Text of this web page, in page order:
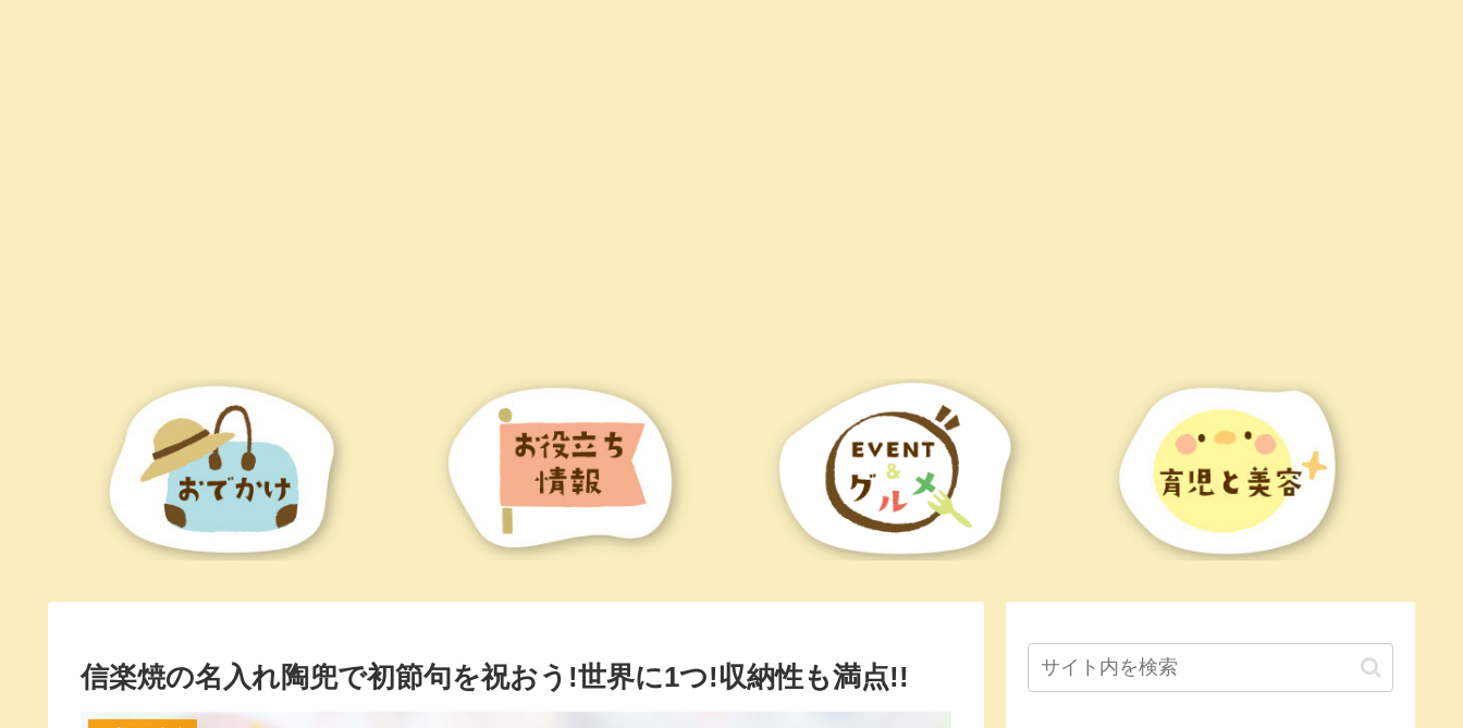
信楽焼の名入れ陶兜で初節句を祝おう!世界に1つ!収納性も満点!!